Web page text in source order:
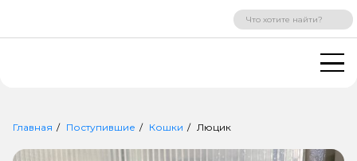
ВХОД РЕГИСТРАЦИЯ
Главная Поступившие Кошки Люцик